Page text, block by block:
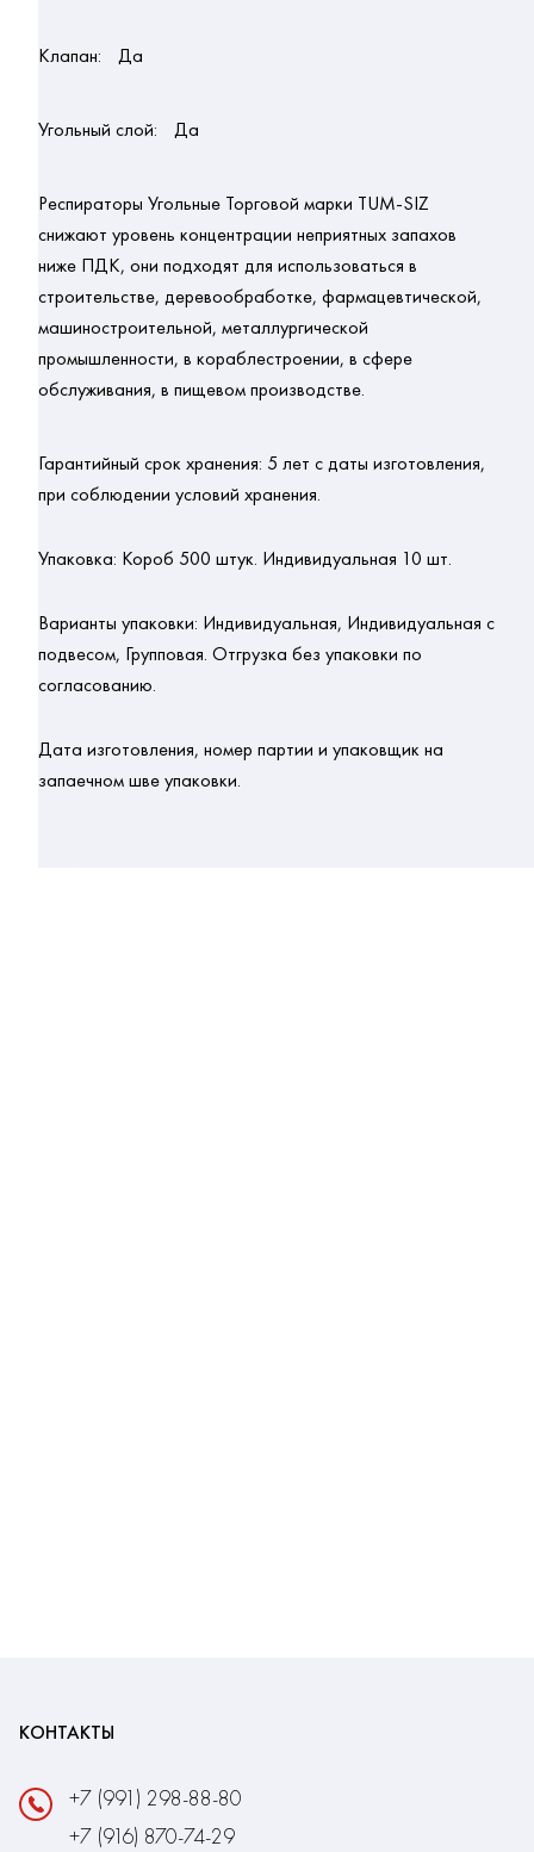
Клапан: Да
Угольный слой: Да
Респираторы Угольные Торговой марки TUM-SIZ
снижают уровень концентрации неприятных запахов
ниже ПДК, они подходят для использоваться в
строительстве, деревообработке, фармацевтической,
машиностроительной, металлургической
промышленности, в кораблестроении, в сфере
обслуживания, в пищевом производстве.
Гарантийный срок хранения: 5 лет с даты изготовления,
при соблюдении условий хранения.
Упаковка: Короб 500 штук. Индивидуальная 10 шт.
Варианты упаковки: Индивидуальная, Индивидуальная с
подвесом, Групповая. Отгрузка без упаковки по
согласованию.
Дата изготовления, номер партии и упаковщик на
запаечном шве упаковки.
КОНТАКТЫ
+7 (991) 298-88-80
+7 (916) 870-74-29